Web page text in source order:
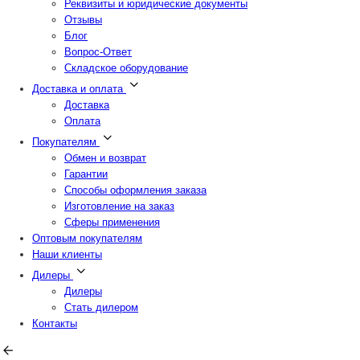
Реквизиты и юридические документы
Отзывы
Блог
Вопрос-Ответ
Складское оборудование
Доставка и оплата
Доставка
Оплата
Покупателям
Обмен и возврат
Гарантии
Способы оформления заказа
Изготовление на заказ
Сферы применения
Оптовым покупателям
Наши клиенты
Дилеры
Дилеры
Стать дилером
Контакты